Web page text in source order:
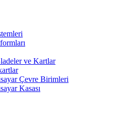
ve Kartlar
Çevre Birimleri
Kasası